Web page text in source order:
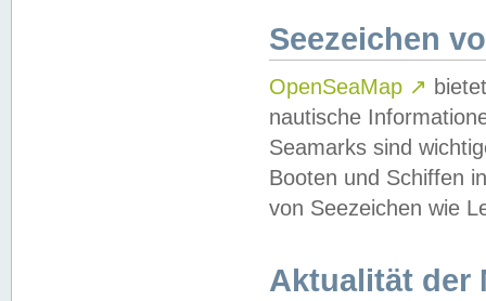
Seezeichen
OpenSeaMap ↗
nautische
Seamarks sind
Booten und Schiffen
von Seezeichen wie
Aktualität der